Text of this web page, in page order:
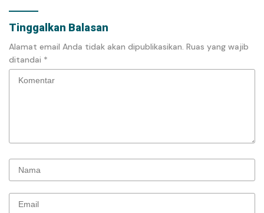
Tinggalkan Balasan
Alamat email Anda tidak akan dipublikasikan. Ruas yang wajib
ditandai *